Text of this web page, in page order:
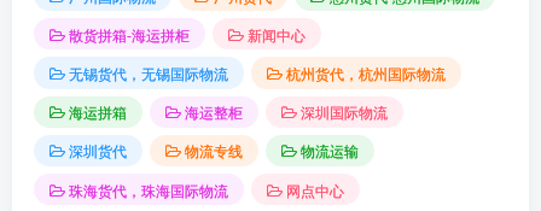
散货拼箱-海运拼柜
新闻中心
无锡货代，无锡国际物流
杭州货代，杭州国际物流
海运拼箱
海运整柜
深圳国际物流
深圳货代
物流专线
物流运输
珠海货代，珠海国际物流
网点中心